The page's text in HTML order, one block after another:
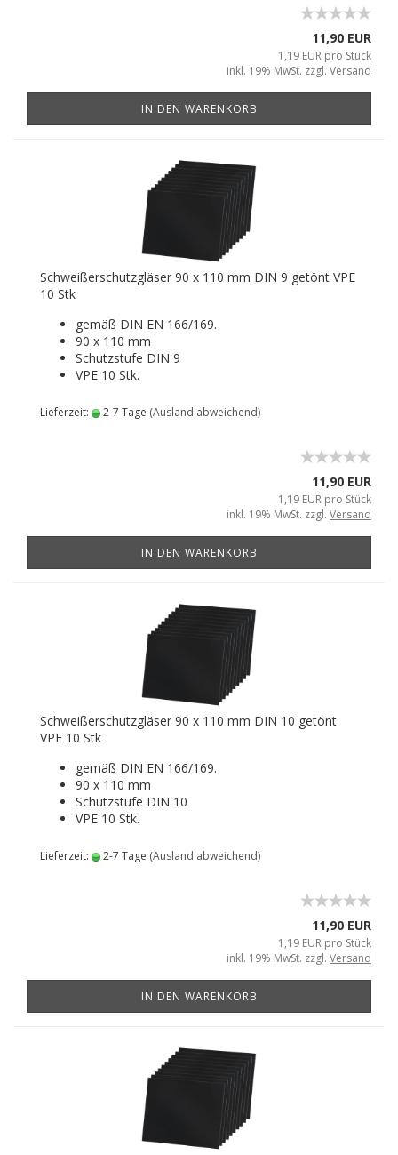
11,90 EUR
1,19 EUR pro Stück
inkl. 19% MwSt. zzgl. Versand
IN DEN WARENKORB
Schweißerschutzgläser 90 x 110 mm DIN 9 getönt VPE
10 Stk
gemäß DIN EN 166/169.
90 x 110 mm
Schutzstufe DIN 9
VPE 10 Stk.
Lieferzeit: 2-7 Tage (Ausland abweichend)
11,90 EUR
1,19 EUR pro Stück
inkl. 19% MwSt. zzgl. Versand
IN DEN WARENKORB
Schweißerschutzgläser 90 x 110 mm DIN 10 getönt
VPE 10 Stk
gemäß DIN EN 166/169.
90 x 110 mm
Schutzstufe DIN 10
VPE 10 Stk.
Lieferzeit: 2-7 Tage (Ausland abweichend)
11,90 EUR
1,19 EUR pro Stück
inkl. 19% MwSt. zzgl. Versand
IN DEN WARENKORB